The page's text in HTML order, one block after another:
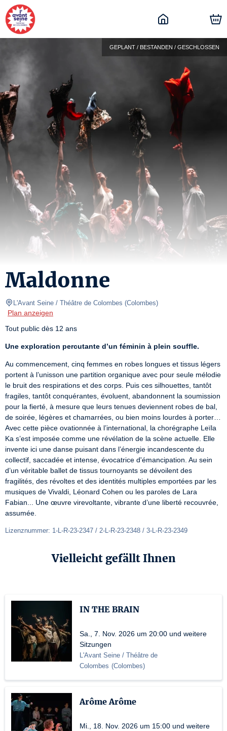
GEPLANT / BESTANDEN / GESCHLOSSEN
Maldonne
L'Avant Seine / Théâtre de Colombes (Colombes)
Plan anzeigen
Tout public dès 12 ans
Une exploration percutante d’un féminin à plein souffle.
Au commencement, cinq femmes en robes longues et tissus légers
portent à l’unisson une partition organique avec pour seule mélodie
le bruit des respirations et des corps. Puis ces silhouettes, tantôt
fragiles, tantôt conquérantes, évoluent, abandonnent la soumission
pour la fierté, à mesure que leurs tenues deviennent robes de bal,
de soirée, légères et chamarrées, ou bien moins lourdes à porter…
Avec cette pièce ovationnée à l’international, la chorégraphe Leïla
Ka s’est imposée comme une révélation de la scène actuelle. Elle
invente ici une danse puisant dans l’énergie incandescente du
collectif, saccadée et intense, évocatrice d'émancipation. Au sein
d’un véritable ballet de tissus tournoyants se dévoilent des
fragilités, des révoltes et des identités multiples emportées par les
musiques de Vivaldi, Léonard Cohen ou les paroles de Lara
Fabian... Une œuvre virevoltante, vibrante d’une liberté recouvrée,
assumée.
Lizenznummer: 1-L-R-23-2347 / 2-L-R-23-2348 / 3-L-R-23-2349
Vielleicht gefällt Ihnen
IN THE BRAIN
Sa., 7. Nov. 2026 um 20:00 und weitere
Sitzungen
L'Avant Seine / Théâtre de
Colombes (Colombes)
Arôme Arôme
Mi., 18. Nov. 2026 um 15:00 und weitere